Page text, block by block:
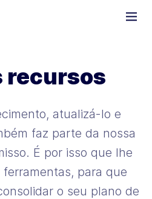
recursos
atualizá-lo e
faz parte da nossa
É por isso que lhe
para que
o seu plano de